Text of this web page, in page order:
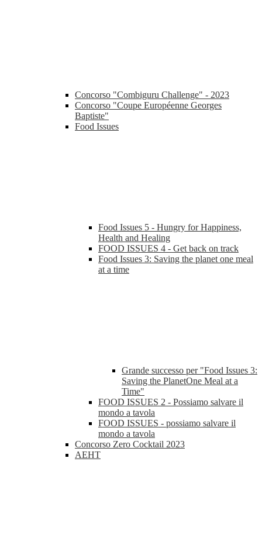
Concorso "Combiguru Challenge" - 2023
Concorso "Coupe Européenne Georges
Baptiste"
Food Issues
Food Issues 5 - Hungry for Happiness,
Health and Healing
FOOD ISSUES 4 - Get back on track
Food Issues 3: Saving the planet one meal
at a time
Grande successo per "Food Issues 3:
Saving the PlanetOne Meal at a
Time"
FOOD ISSUES 2 - Possiamo salvare il
mondo a tavola
FOOD ISSUES - possiamo salvare il
mondo a tavola
Concorso Zero Cocktail 2023
AEHT